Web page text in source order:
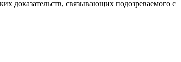
доказательств, связывающих подозреваемого с